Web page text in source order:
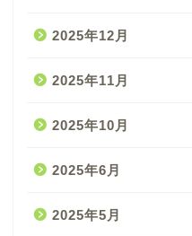
2025年12月
2025年11月
2025年10月
2025年6月
2025年5月